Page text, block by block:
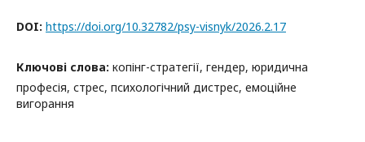
DOI: https://doi.org/10.32782/psy-visnyk/2026.2.17
Ключові слова: копінг-стратегії, гендер, юридична
професія, стрес, психологічний дистрес, емоційне
вигорання